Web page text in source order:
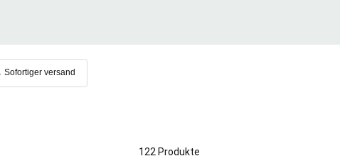
Sofortiger versand
122 Produkte